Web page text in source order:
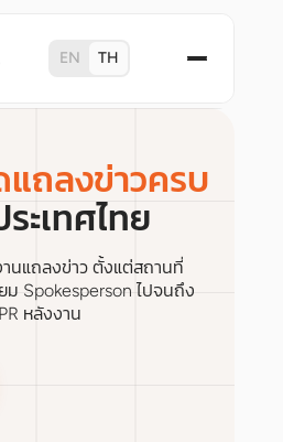
EN TH
แถลงข่าวครบ
ระเทศไทย
านแถลงข่าว ตั้งแต่สถานที่
Spokesperson ไปจนถึง
หลังงาน